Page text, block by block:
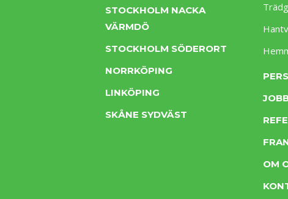
STOCKHOLM NACKA
VÄRMDÖ
STOCKHOLM SÖDERORT
NORRKÖPING
LINKÖPING
SKÅNE SYDVÄST
OM